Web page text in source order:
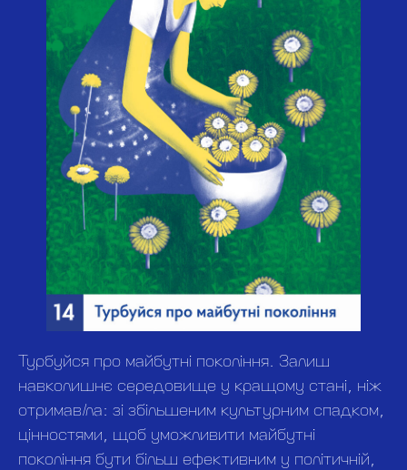
Турбуйся про майбутні покоління. Залиш
навколишнє середовище у кращому стані, ніж
отримав/ла: зі збільшеним культурним спадком,
цінностями, щоб уможливити майбутні
покоління бути більш ефективним у політичній,